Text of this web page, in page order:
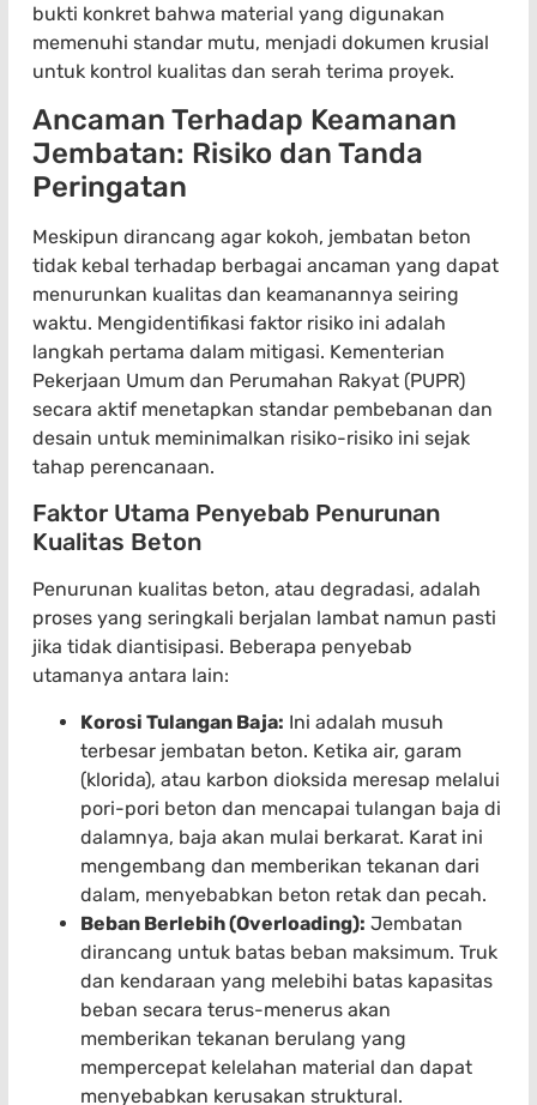
bukti konkret bahwa material yang digunakan
memenuhi standar mutu, menjadi dokumen krusial
untuk kontrol kualitas dan serah terima proyek.
Ancaman Terhadap Keamanan
Jembatan: Risiko dan Tanda
Peringatan
Meskipun dirancang agar kokoh, jembatan beton
tidak kebal terhadap berbagai ancaman yang dapat
menurunkan kualitas dan keamanannya seiring
waktu. Mengidentifikasi faktor risiko ini adalah
langkah pertama dalam mitigasi. Kementerian
Pekerjaan Umum dan Perumahan Rakyat (PUPR)
secara aktif menetapkan standar pembebanan dan
desain untuk meminimalkan risiko-risiko ini sejak
tahap perencanaan.
Faktor Utama Penyebab Penurunan
Kualitas Beton
Penurunan kualitas beton, atau degradasi, adalah
proses yang seringkali berjalan lambat namun pasti
jika tidak diantisipasi. Beberapa penyebab
utamanya antara lain:
Korosi Tulangan Baja: Ini adalah musuh
terbesar jembatan beton. Ketika air, garam
(klorida), atau karbon dioksida meresap melalui
pori-pori beton dan mencapai tulangan baja di
dalamnya, baja akan mulai berkarat. Karat ini
mengembang dan memberikan tekanan dari
dalam, menyebabkan beton retak dan pecah.
Beban Berlebih (Overloading): Jembatan
dirancang untuk batas beban maksimum. Truk
dan kendaraan yang melebihi batas kapasitas
beban secara terus-menerus akan
memberikan tekanan berulang yang
mempercepat kelelahan material dan dapat
menyebabkan kerusakan struktural.